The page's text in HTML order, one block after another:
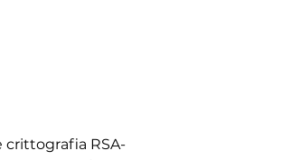
crittografia RSA-